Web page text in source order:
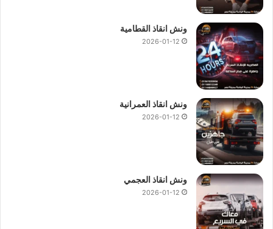
ونش انقاذ القطامية
2026-01-12
ونش انقاذ العمرانية
2026-01-12
ونش انقاذ العجمي
2026-01-12